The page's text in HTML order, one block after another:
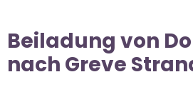
Beiladung von
nach Greve